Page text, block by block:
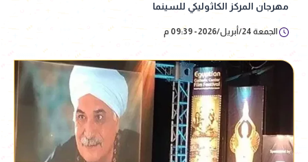
مهرجان المركز الكاثوليكي للسينما
الجمعة 24/أبريل/2026 - 09:39 م